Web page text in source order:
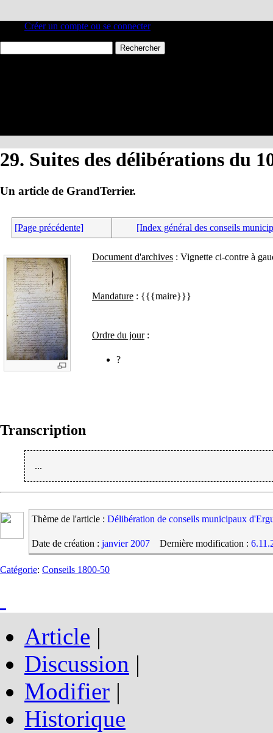
Créer un compte ou se connecter
29. Suites des délibérations du
Un article de GrandTerrier.
[Page précédente] [Index général des conseils
Document d'archives : Vignette ci-contre à
Mandature : {{{maire}}}
Ordre du jour:
?
Transcription
...
Thème de l'article : Délibération de conseils municipaux
Date de création : janvier 2007 Dernière modification :
Catégorie: Conseils 1800-50
Article |
Discussion |
Modifier |
Historique